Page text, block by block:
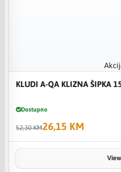
KLUDI A-QA KLIZNA ŠIPKA
Dostupno
52,30 KM26,15 KM
View